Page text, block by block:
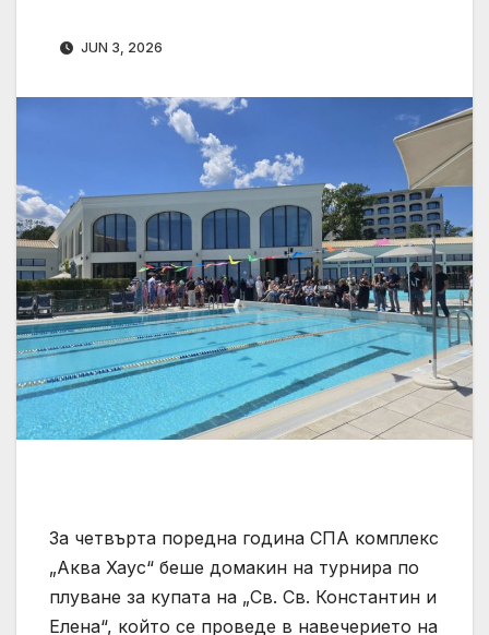
JUN 3, 2026
За четвърта поредна година СПА комплекс
„Аква Хаус“ беше домакин на турнира по
плуване за купата на „Св. Св. Константин и
Елена“, който се проведе в навечерието на